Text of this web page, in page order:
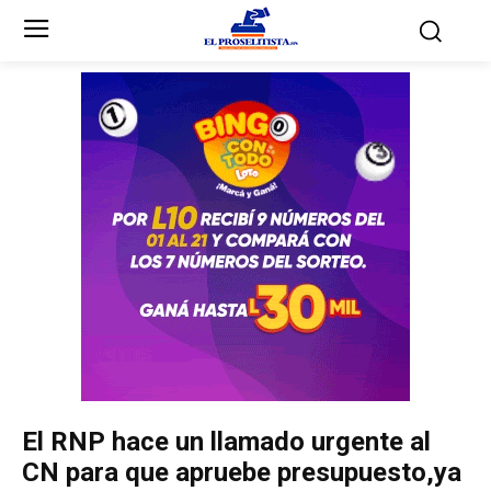
Partidos Políticos
Partido Liberal
Unificación Democrática
Anticorrupción
Partidos Políticos
Partido Liberal
Unificación Democrática
Anticorrupción
El RNP hace un llamado urgente al
CN para que apruebe presupuesto,ya